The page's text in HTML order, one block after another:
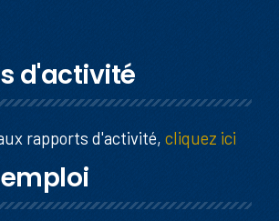
d'activité
rapports d'activité, cliquez ici